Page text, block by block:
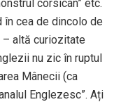
corsican” etc.
în cea de dincolo de
– altă curiozitate
nu zic în ruptul
Mânecii (ca
Englezesc”. Ați